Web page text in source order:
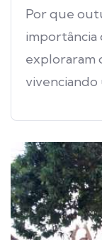
Por que
importância
exploraram
vivenciando